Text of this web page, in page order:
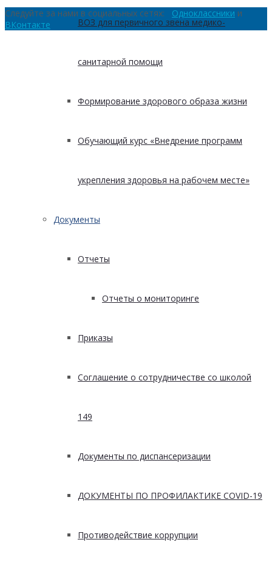
ВОЗ для первичного звена медико-
санитарной помощи
Формирование здорового образа жизни
Обучающий курс «Внедрение программ
укрепления здоровья на рабочем месте»
Документы
Отчеты
Отчеты о мониторинге
Приказы
Соглашение о сотрудничестве со школой
149
Документы по диспансеризации
ДОКУМЕНТЫ ПО ПРОФИЛАКТИКЕ COVID-19
Противодействие коррупции
Следуйте за нами в социальных сетях: Одноклассники и
ВКонтакте